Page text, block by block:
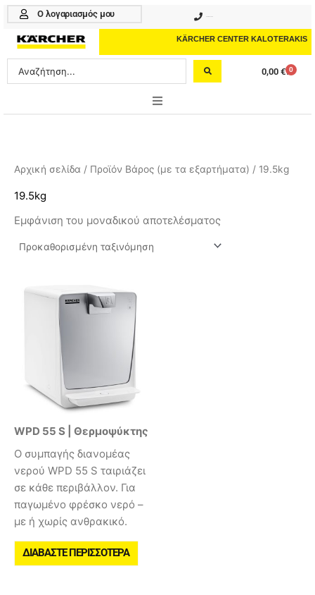
Μετάβαση
περιεχόμενο
Ο λογαριασμός μου
KÄRCHER CENTER KALOTERAKIS
Search
...
0,00 € 0
Cart
PROFESSIONAL
ΑΞΕΣΟΥΑΡ
ΚΑΘΑΡΙΣΤΙΚΑ
Αρχική σελίδα / Προϊόν Βάρος (με τα εξαρτήματα) / 19.5kg
19.5kg
Εμφάνιση του μοναδικού αποτελέσματος
WPD 55 S | Θερμοψύκτης
Ο συμπαγής διανομέας
νερού WPD 55 S ταιριάζει
σε κάθε περιβάλλον. Για
παγωμένο φρέσκο νερό –
με ή χωρίς ανθρακικό.
ΔΙΑΒΆΣΤΕ ΠΕΡΙΣΣΌΤΕΡΑ